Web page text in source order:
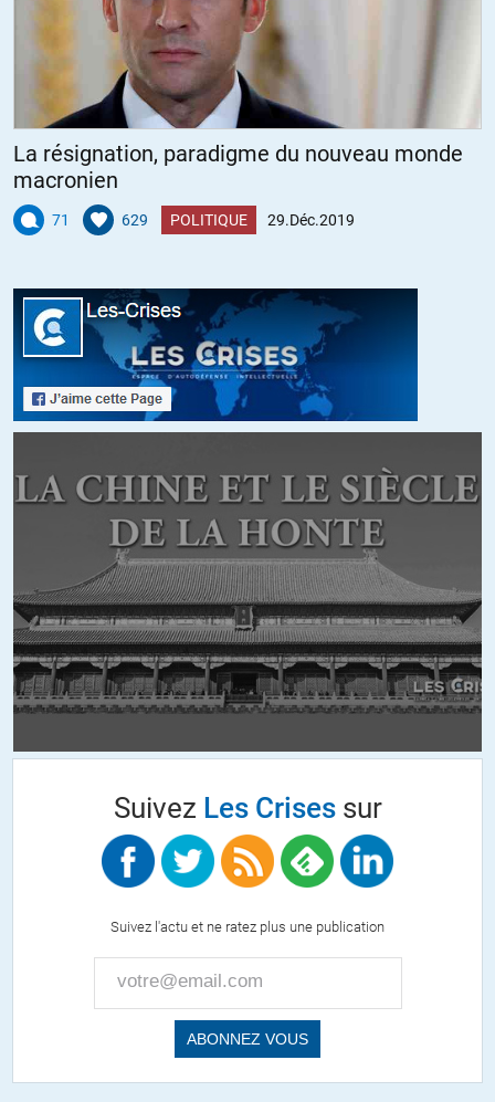
La résignation, paradigme du nouveau monde
macronien
71 629 POLITIQUE 29.Déc.2019
Suivez Les Crisessur
Suivez l'actu et ne ratez plus une publication